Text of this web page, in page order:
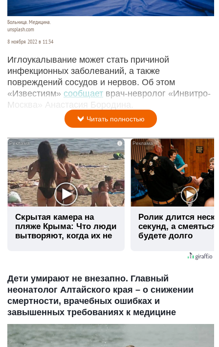
Больница. Медицина.
unsplash.com
8 ноября 2022 в 11:34
Иглоукалывание может стать причиной
инфекционных заболеваний, а также
повреждений сосудов и нервов. Об этом
«Известиям» сообщает врач-невролог «Инвитро-
Москва» Анастасия Бородина.
Читать полностью
i
Скрытая камера на
пляже Крыма: Что люди
вытворяют, когда их не
Ролик длится
секунд, а
будете долго
Дети умирают не внезапно. Главный
неонатолог Алтайского края – о снижении
смертности, врачебных ошибках и
завышенных требованиях к медицине